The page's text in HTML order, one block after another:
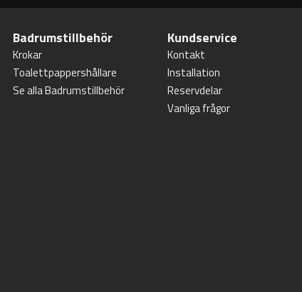
Badrumstillbehör
Krokar
Toalettpappershållare
Se alla Badrumstillbehör
Kundservice
Kontakt
Installation
Reservdelar
Vanliga frågor